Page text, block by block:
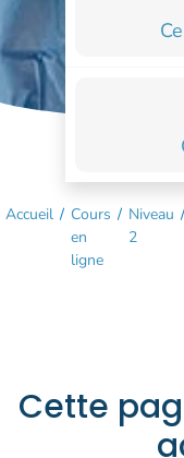
Accueil / Cours
en
ligne
/ Niveau
2
/
Cette
FORMATIONS
CONTACT